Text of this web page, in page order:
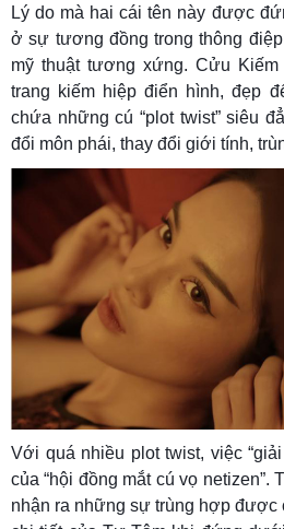
Lý do mà hai cái tên này được
ở sự tương đồng trong thông
mỹ thuật tương xứng. Cửu
trang kiếm hiệp điển hình, đẹp
chứa những cú “plot twist” siêu
đổi môn phái, thay đổi giới tính,
Với quá nhiều plot twist, việc
của “hội đồng mắt cú vọ netizen”.
nhận ra những sự trùng hợp được